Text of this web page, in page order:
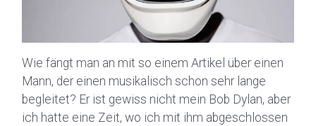
Wie fängt man an mit so einem Artikel über einen
Mann, der einen musikalisch schon sehr lange
begleitet? Er ist gewiss nicht mein Bob Dylan, aber
ich hatte eine Zeit, wo ich mit ihm abgeschlossen